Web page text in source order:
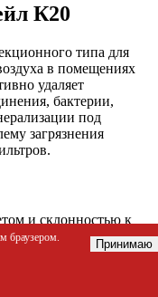
К20
типа для
в помещениях
удаляет
бактерии,
под
загрязнения
и склонностью к
к пыльце,
браузером.
Принимаю